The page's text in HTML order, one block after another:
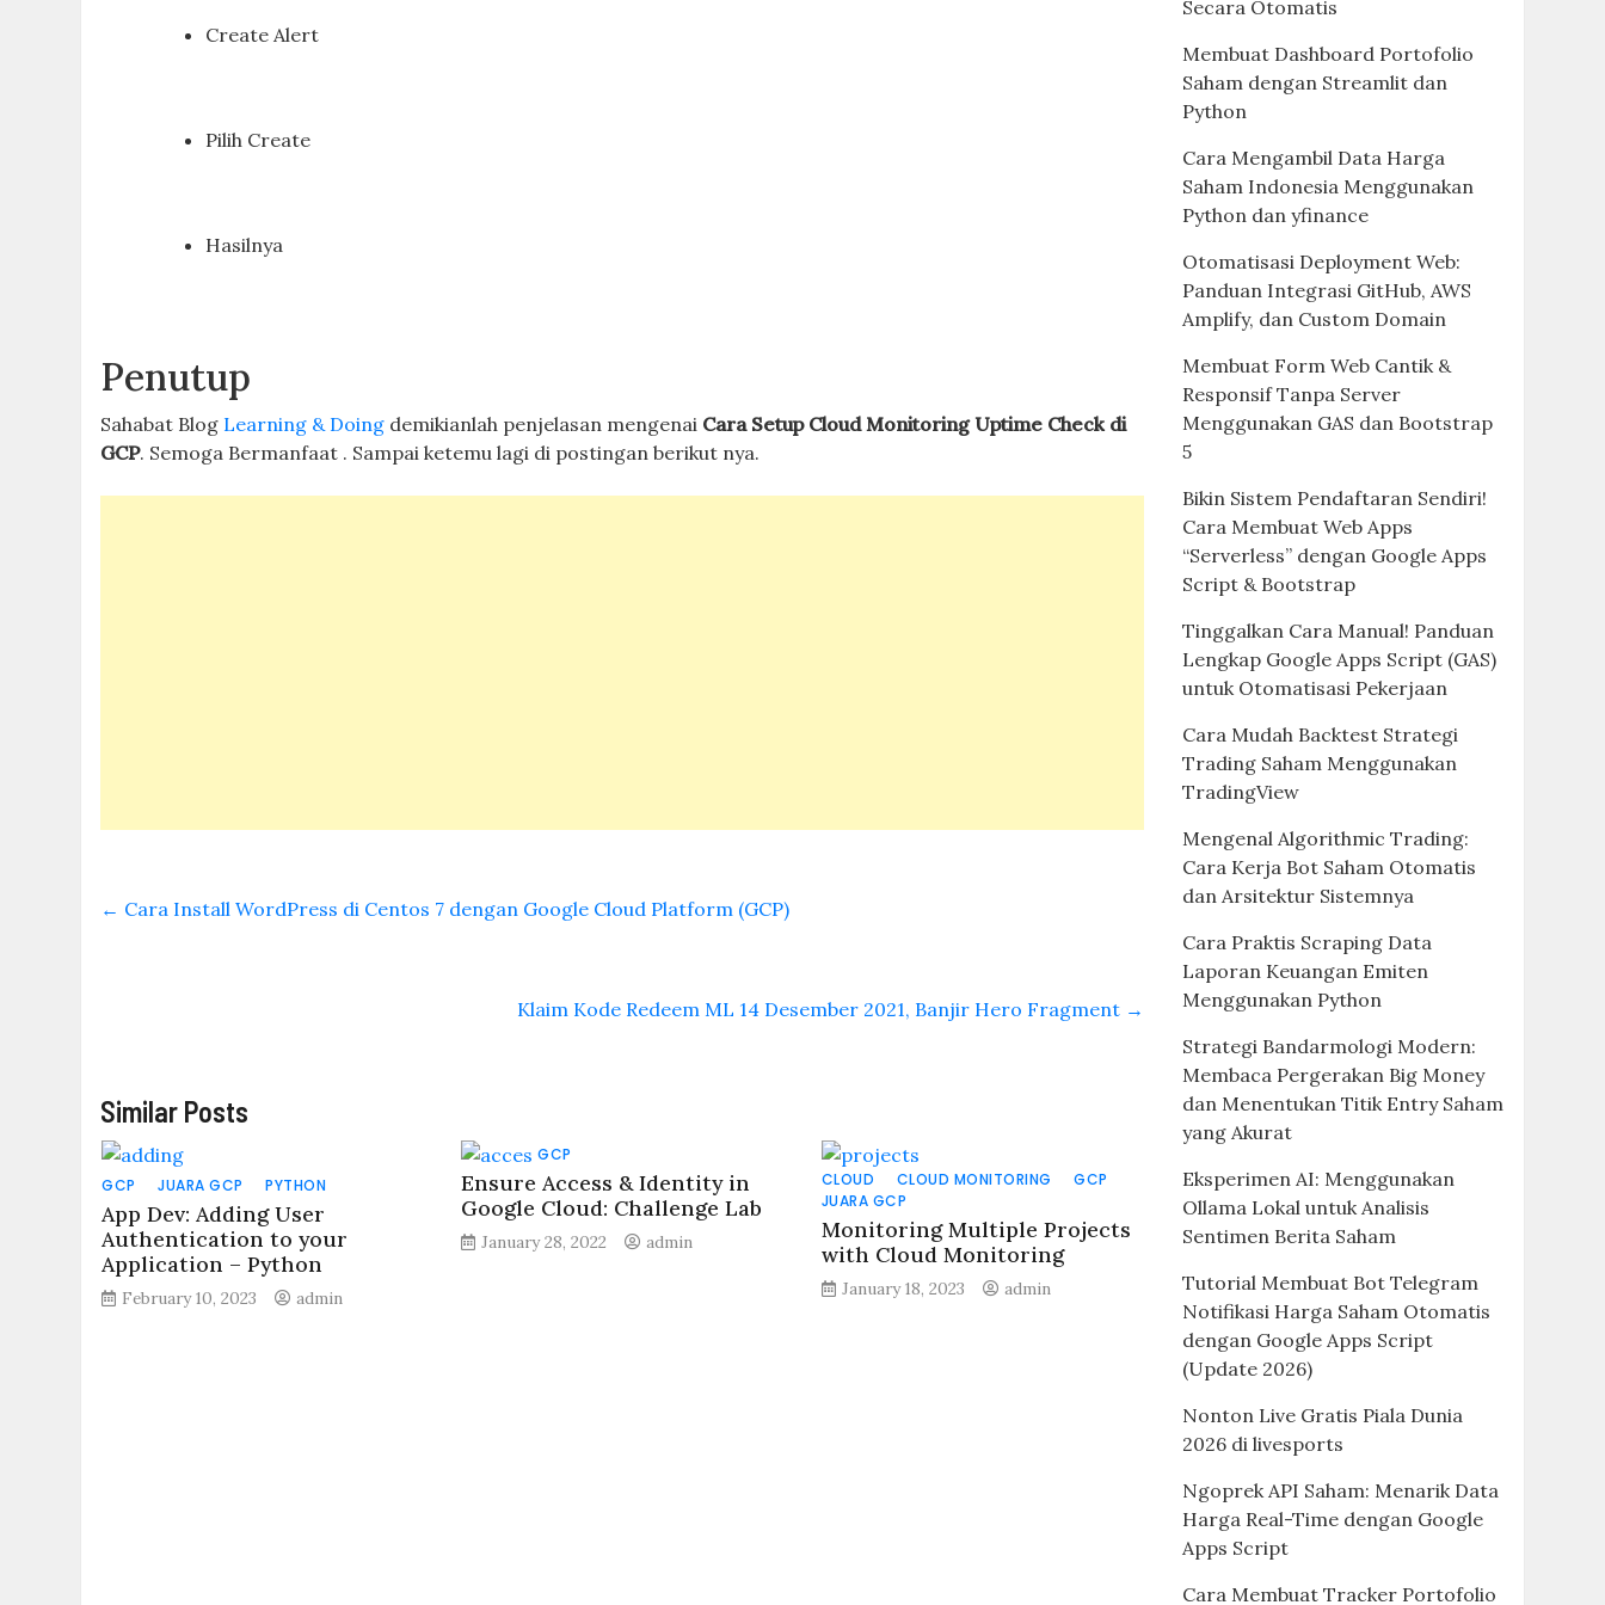
Create Alert
Pilih Create
Hasilnya
Penutup
Sahabat Blog Learning & Doing demikianlah penjelasan mengenai Cara Setup Cloud Monitoring Uptime Check di
GCP. Semoga Bermanfaat . Sampai ketemu lagi di postingan berikut nya.
← Cara Install WordPress di Centos 7 dengan Google Cloud Platform (GCP)
Klaim Kode Redeem ML 14 Desember 2021, Banjir Hero Fragment →
Similar Posts
GCP JUARA GCP PYTHON
App Dev: Adding User
Authentication to your
Application – Python
February 10, 2023 admin
GCP
Ensure Access & Identity in
Google Cloud: Challenge Lab
January 28, 2022 admin
CLOUD CLOUD MONITORING
GCP
JUARA GCP
Monitoring Multiple Projects
with Cloud Monitoring
January 18, 2023 admin
Secara Otomatis
Membuat Dashboard Portofolio
Saham dengan Streamlit dan
Python
Cara Mengambil Data Harga
Saham Indonesia Menggunakan
Python dan yfinance
Otomatisasi Deployment Web:
Panduan Integrasi GitHub, AWS
Amplify, dan Custom Domain
Membuat Form Web Cantik &
Responsif Tanpa Server
Menggunakan GAS dan Bootstrap
5
Bikin Sistem Pendaftaran Sendiri!
Cara Membuat Web Apps
“Serverless” dengan Google Apps
Script & Bootstrap
Tinggalkan Cara Manual! Panduan
Lengkap Google Apps Script (GAS)
untuk Otomatisasi Pekerjaan
Cara Mudah Backtest Strategi
Trading Saham Menggunakan
TradingView
Mengenal Algorithmic Trading:
Cara Kerja Bot Saham Otomatis
dan Arsitektur Sistemnya
Cara Praktis Scraping Data
Laporan Keuangan Emiten
Menggunakan Python
Strategi Bandarmologi Modern:
Membaca Pergerakan Big Money
dan Menentukan Titik Entry Saham
yang Akurat
Eksperimen AI: Menggunakan
Ollama Lokal untuk Analisis
Sentimen Berita Saham
Tutorial Membuat Bot Telegram
Notifikasi Harga Saham Otomatis
dengan Google Apps Script
(Update 2026)
Nonton Live Gratis Piala Dunia
2026 di livesports
Ngoprek API Saham: Menarik Data
Harga Real-Time dengan Google
Apps Script
Cara Membuat Tracker Portofolio